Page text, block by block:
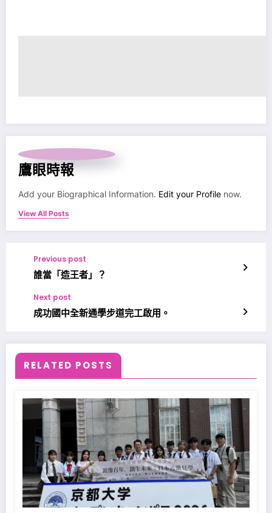
鷹眼時報
Add your Biographical Information. Edit your Profile now.
View All Posts
Previous post
誰當「造王者」？
Next post
成功國中全新通學步道完工啟用。
RELATED POSTS